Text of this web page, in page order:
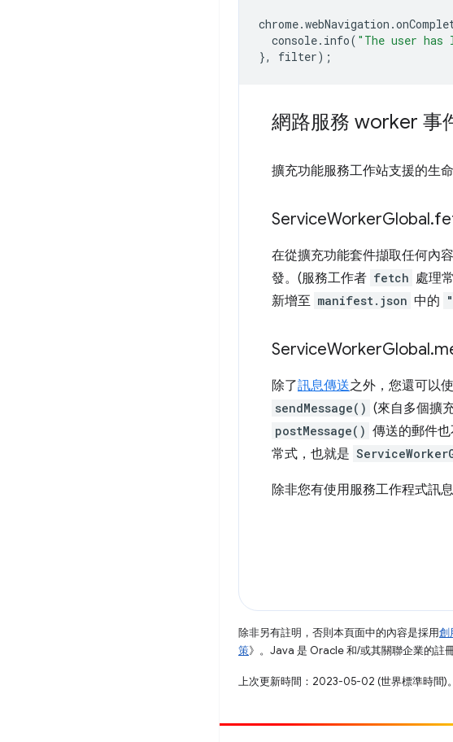
chrome.webNavigation .
console. info( "The user has
},
filter);
網路服務 worker 事
擴充功能服務工作站支援的生
ServiceWorkerGlobal.
在從擴充功能套件擷取任何內
發。(服務工作者 fetch 處理
新增至 manifest.json 中的
ServiceWorkerGlobal.
除了訊息傳送之外，您還可以
sendMessage() (來自多個擴
postMessage() 傳送的郵件
常式，也就是
除非您有使用服務工作程式訊
除非另有註明，否則本頁面中的內容是採用創
策》。Java 是 Oracle 和/或其關聯企業的註冊
上次更新時間：2023-05-02 (世界標準時間)。